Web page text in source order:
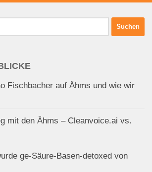
Fischbacher auf Ähms und wie wir
mit den Ähms – Cleanvoice.ai vs.
ge-Säure-Basen-detoxed von